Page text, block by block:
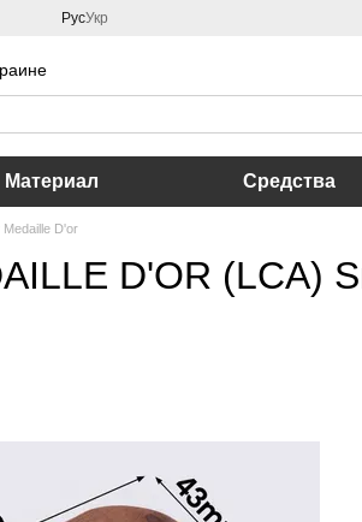
РусУкр
Материал Средства
Medaille D'or
D'OR (LCA)